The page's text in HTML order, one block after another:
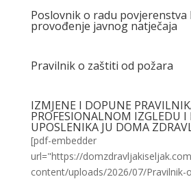
Poslovnik o radu povjerenstva
provođenje javnog natječaja
Pravilnik o zaštiti od požara
IZMJENE I DOPUNE
PROFESIONALNOM IZGLEDU I
UPOSLENIKA JU DOMA
[pdf-embedder
url="https://
content/uploads/2026/07/